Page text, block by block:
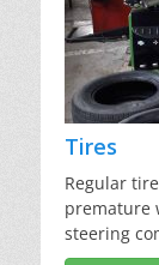
Tires
Regular
premature
steering